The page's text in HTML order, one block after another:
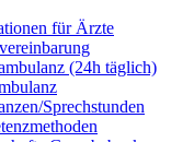
für Ärzte
(24h täglich)
Sprechstunden